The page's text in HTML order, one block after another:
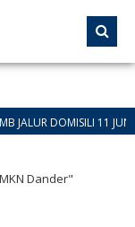
DOMISILI 11 JUNI 2026
Dander"